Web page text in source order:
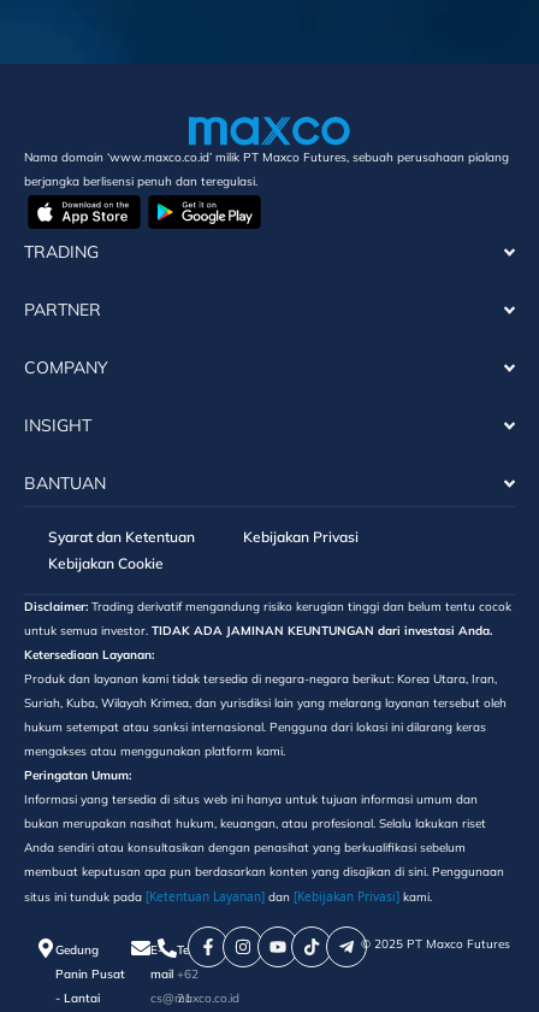
Nama domain ‘www.maxco.co.id’ milik PT Maxco Futures, sebuah perusahaan pialang
berjangka berlisensi penuh dan teregulasi.
TRADING
PARTNER
COMPANY
INSIGHT
BANTUAN
Syarat dan Ketentuan
Kebijakan Privasi
Kebijakan Cookie
Disclaimer: Trading derivatif mengandung risiko kerugian tinggi dan belum tentu cocok
untuk semua investor. TIDAK ADA JAMINAN KEUNTUNGAN dari investasi Anda.
Ketersediaan Layanan:
Produk dan layanan kami tidak tersedia di negara-negara berikut: Korea Utara, Iran,
Suriah, Kuba, Wilayah Krimea, dan yurisdiksi lain yang melarang layanan tersebut oleh
hukum setempat atau sanksi internasional. Pengguna dari lokasi ini dilarang keras
mengakses atau menggunakan platform kami.
Peringatan Umum:
Informasi yang tersedia di situs web ini hanya untuk tujuan informasi umum dan
bukan merupakan nasihat hukum, keuangan, atau profesional. Selalu lakukan riset
Anda sendiri atau konsultasikan dengan penasihat yang berkualifikasi sebelum
membuat keputusan apa pun berdasarkan konten yang disajikan di sini. Penggunaan
situs ini tunduk pada [Ketentuan Layanan] dan [Kebijakan Privasi] kami.
Gedung
Panin Pusat
- Lantai
E-
mail
cs@maxco.co.id
Telepon
+62
21
©️ 2025 PT Maxco Futures